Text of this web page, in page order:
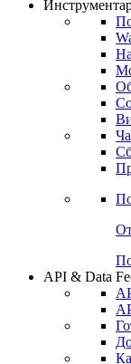
API & Data